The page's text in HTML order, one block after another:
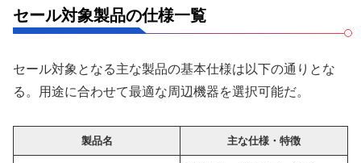
セール対象製品の仕様一覧
セール対象となる主な製品の基本仕様は以下の通りとな
る。用途に合わせて最適な周辺機器を選択可能だ。
製品名 主な仕様・特徴